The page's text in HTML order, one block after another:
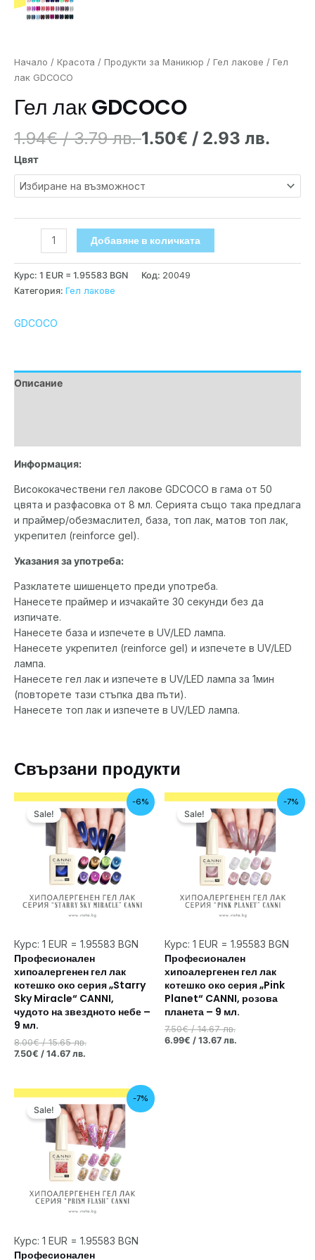
Начало / Красота / Продукти за Маникюр / Гел лакове / Гел
лак GDCOCO
Гел лак GDCOCO
1.94€/ 3.79 лв.1.50€ / 2.93 лв.
Цвят
Добавяне в количката
Курс: 1 EUR = 1.95583 BGN Код: 20049
Категория: Гел лакове
GDCOCO
Описание
Информация:
Висококачествени гел лакове GDCOCO в гама от 50
цвята и разфасовка от 8 мл. Серията също така предлага
и праймер/обезмаслител, база, топ лак, матов топ лак,
укрепител (reinforce gel).
Указания за употреба:
Разклатете шишенцето преди употреба.
Нанесете праймер и изчакайте 30 секунди без да
изпичате.
Нанесете база и изпечете в UV/LED лампа.
Нанесете укрепител (reinforce gel) и изпечете в UV/LED
лампа.
Нанесете гел лак и изпечете в UV/LED лампа за 1мин
(повторете тази стъпка два пъти).
Нанесете топ лак и изпечете в UV/LED лампa.
Свързани продукти
-6%
Курс: 1 EUR = 1.95583 BGN
Sale!
Професионален
хипоалергенен гел лак
котешко око серия „Starry
Sky Miracle“ CANNI,
чудото на звездното небе –
9 мл.
8.00€/ 15.65 лв.
price
was:
8.00€
/
15.65 лв..
7.50€ / 14.67 лв.
Текущата
цена
е:
7.50€
/
14.67 лв..
-7%
Курс: 1 EUR = 1.95583 BGN
Sale!
Професионален
хипоалергенен гел лак
котешко око серия „Pink
Planet“ CANNI, розова
планета – 9 мл.
7.50€/ 14.67 лв.
price
was:
7.50€
/
14.67 лв..
6.99€ / 13.67 лв.
Текущата
цена
е:
6.99€
/
13.67 лв..
-7%
Курс: 1 EUR = 1.95583 BGN
Sale!
Професионален
price
was:
7.00€
/
13.69 лв..
Текущата
цена
е:
6.50€
/
12.71 лв..